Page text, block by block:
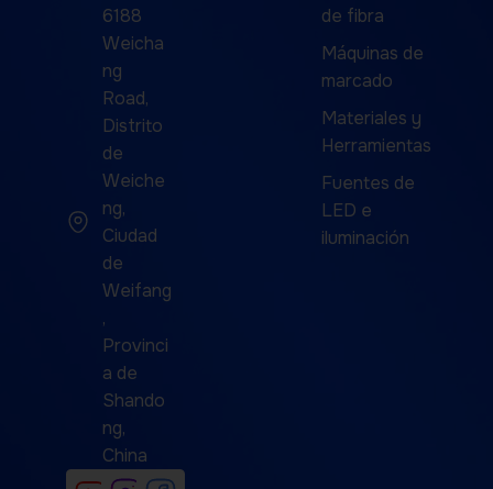
6188
Weicha
ng
Road,
Distrito
de
Weiche
ng,
Ciudad
de
Weifang
,
Provinci
a de
Shando
ng,
China
de fibra
Máquinas de
marcado
Materiales y
Herramientas
Fuentes de
LED e
iluminación